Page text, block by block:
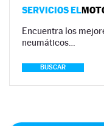
SERVICIOS EL
Encuentra los
neumáticos…
BUSCAR